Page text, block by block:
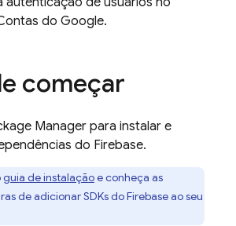
do Google.
começar
Manager para instalar e
do Firebase.
guia de instalaçãoe conheça as
de adicionar SDKs do Firebase ao seu